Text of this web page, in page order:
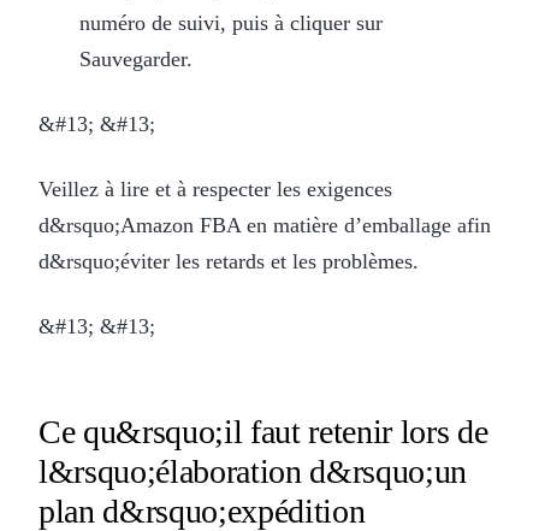
numéro de suivi, puis à cliquer sur
Sauvegarder.
&#13; &#13;
Veillez à lire et à respecter les exigences
d&rsquo;Amazon FBA en matière d’emballage afin
d&rsquo;éviter les retards et les problèmes.
&#13; &#13;
Ce qu&rsquo;il faut retenir lors de
l&rsquo;élaboration d&rsquo;un
plan d&rsquo;expédition